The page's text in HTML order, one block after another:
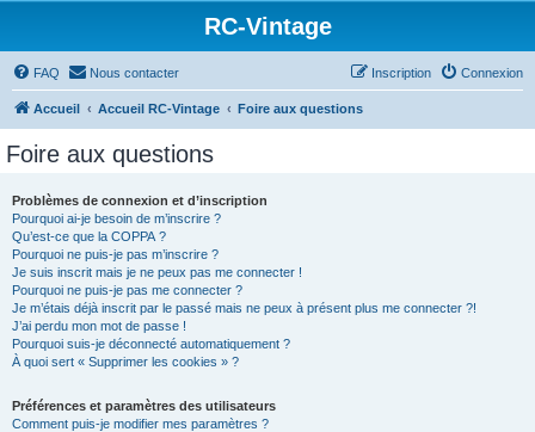
RC-Vintage
FAQ Nous contacter Connexion
Inscription
Accueil Accueil RC-Vintage Foire aux questions
Foire aux questions
Problèmes de connexion et d’inscription
Pourquoi ai-je besoin de m’inscrire ?
Qu’est-ce que la COPPA ?
Pourquoi ne puis-je pas m’inscrire ?
Je suis inscrit mais je ne peux pas me connecter !
Pourquoi ne puis-je pas me connecter ?
Je m’étais déjà inscrit par le passé mais ne peux à présent plus me connecter ?!
J’ai perdu mon mot de passe !
Pourquoi suis-je déconnecté automatiquement ?
À quoi sert « Supprimer les cookies » ?
Préférences et paramètres des utilisateurs
Comment puis-je modifier mes paramètres ?